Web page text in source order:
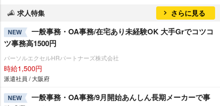
求人特集 さらに見る
NEW
一般事務・OA事務/在宅あり未経験OK 大手Grでコツコ
ツ事務高1500円
パーソルエクセルHRパートナーズ株式会社
時給1,500円
派遣社員 / 大阪府
NEW
一般事務・OA事務/9月開始あんしん長期メーカーで事